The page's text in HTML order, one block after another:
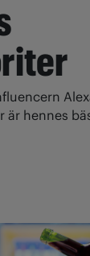
är hennes